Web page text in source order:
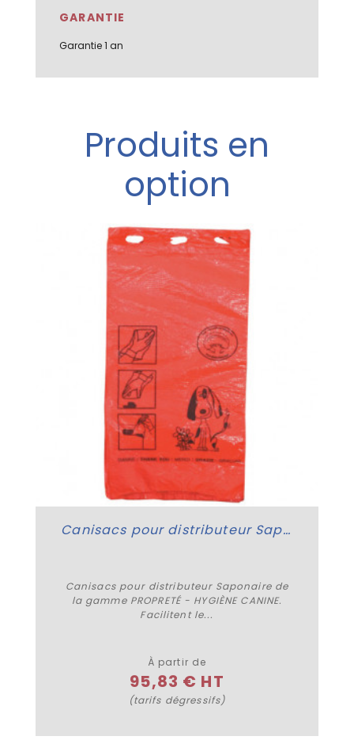
GARANTIE
Garantie 1 an
Produits en
option
Canisacs pour distributeur Saponaire
Canisacs pour distributeur Saponaire de
la gamme PROPRETÉ - HYGIÈNE CANINE.
Facilitent le...
À partir de
95,83 € HT
(tarifs dégressifs)